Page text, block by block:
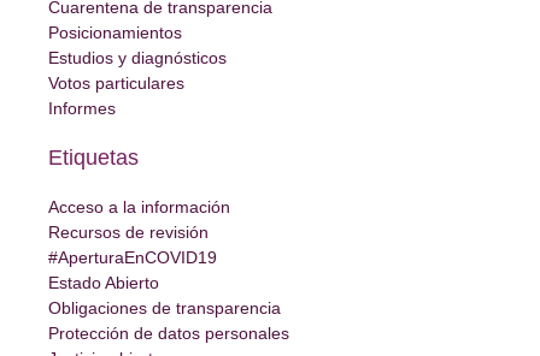
Cuarentena de transparencia
Posicionamientos
Estudios y diagnósticos
Votos particulares
Informes
Etiquetas
Acceso a la información
Recursos de revisión
#AperturaEnCOVID19
Estado Abierto
Obligaciones de transparencia
Protección de datos personales